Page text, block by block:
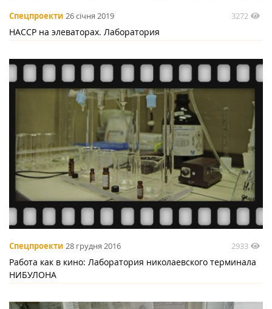
Спецпроекти 26 січня 2019 3272
НАССР на элеваторах. Лаборатория
Спецпроекти 28 грудня 2016 2933
Работа как в кино: Лаборатория николаевского терминала
НИБУЛОНА